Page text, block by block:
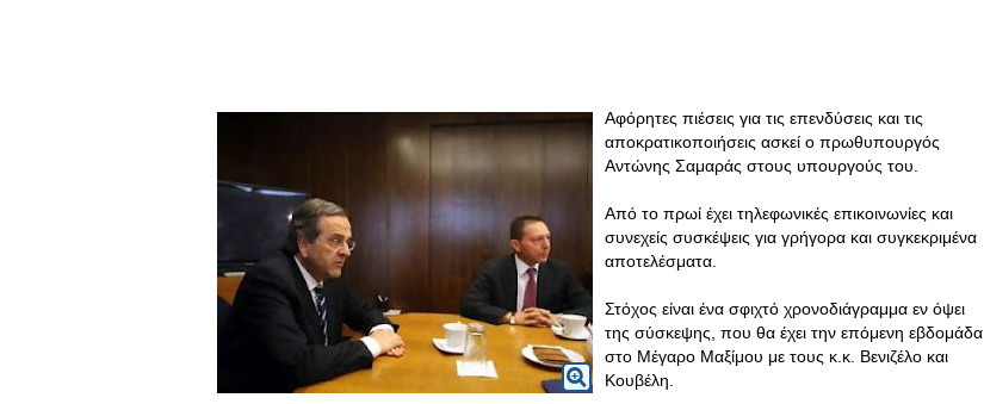
Αφόρητες πιέσεις για τις επενδύσεις και τις
αποκρατικοποιήσεις ασκεί ο πρωθυπουργός
Αντώνης Σαμαράς στους υπουργούς του.
Από το πρωί έχει τηλεφωνικές επικοινωνίες και
συνεχείς συσκέψεις για γρήγορα και συγκεκριμένα
αποτελέσματα.
Στόχος είναι ένα σφιχτό χρονοδιάγραμμα εν όψει
της σύσκεψης, που θα έχει την επόμενη εβδομάδα
στο Μέγαρο Μαξίμου με τους κ.κ. Βενιζέλο και
Κουβέλη.